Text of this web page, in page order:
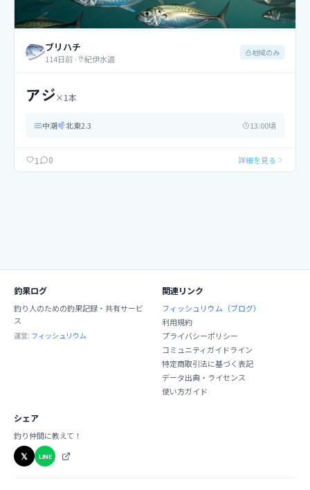
ブリハチ
114日前 · 紀伊水道
地域のみ
アジ×1本
中潮 北東2.3 13:00頃
1 0 詳細を見る
釣果ログ
釣り人のための釣果記録・共有サービ
ス
運営: フィッシュリウム
関連リンク
フィッシュリウム（ブログ）
利用規約
プライバシーポリシー
コミュニティガイドライン
特定商取引法に基づく表記
データ出典・ライセンス
使い方ガイド
シェア
釣り仲間に教えて！
𝕏 LINE